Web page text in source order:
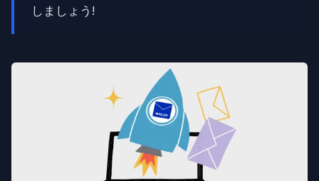
しましょう!